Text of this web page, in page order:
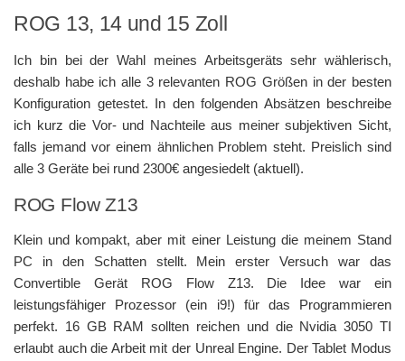
ROG 13, 14 und 15 Zoll
Ich bin bei der Wahl meines Arbeitsgeräts sehr wählerisch,
deshalb habe ich alle 3 relevanten ROG Größen in der besten
Konfiguration getestet. In den folgenden Absätzen beschreibe
ich kurz die Vor- und Nachteile aus meiner subjektiven Sicht,
falls jemand vor einem ähnlichen Problem steht. Preislich sind
alle 3 Geräte bei rund 2300€ angesiedelt (aktuell).
ROG Flow Z13
Klein und kompakt, aber mit einer Leistung die meinem Stand
PC in den Schatten stellt. Mein erster Versuch war das
Convertible Gerät ROG Flow Z13. Die Idee war ein
leistungsfähiger Prozessor (ein i9!) für das Programmieren
perfekt. 16 GB RAM sollten reichen und die Nvidia 3050 TI
erlaubt auch die Arbeit mit der Unreal Engine. Der Tablet Modus